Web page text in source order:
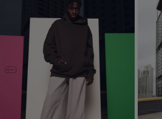
Kendimiz için yürüyeceğimiz bu
müşterilerimize rehberlik edecek
Ürünlerimizin üzerindeki yazılar birçoğumuz
Günlük motivasyonunu üzerinde
En önemlisi ürünlerimizin siz değerli
ve bunun getirdiği güvendir. Kullanılan
sayesinde görenleri şaşırtmakla
devam ediyor.
Ürünlerimizin özel çekimlerinden de